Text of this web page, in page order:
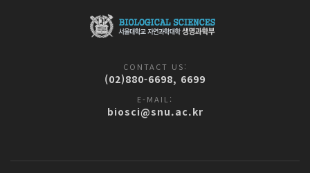
CONTACT US:
(02)880-6698, 6699
E-MAIL:
biosci@snu.ac.kr